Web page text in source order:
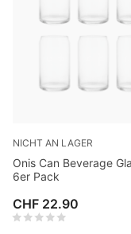
NICHT AN LAGER
Onis Can Beverage
6er Pack
CHF 22.90